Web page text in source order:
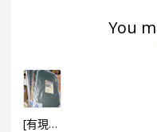
You
[有現貨, 限店直接買][日本代用框] 鋁製砌圖代用框架 (1000塊用 50x75cm) 黑色/ 白色/ 銀色/ 金色